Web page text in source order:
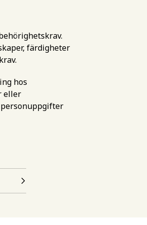
färdigheter
hos
ellerpassar dig
för att få
här
du kunna